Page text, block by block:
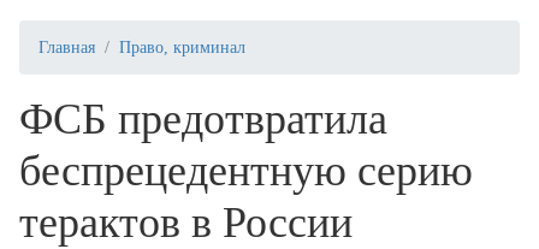
Главная Право, криминал
ФСБ предотвратила
беспрецедентную серию
терактов в России